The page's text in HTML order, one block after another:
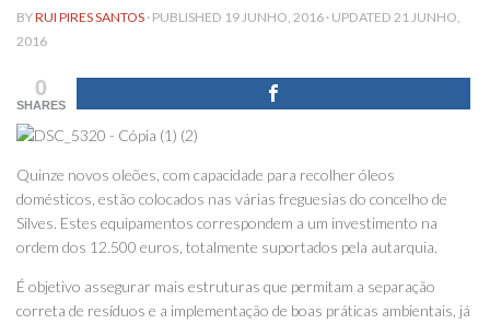
BYRUI PIRES SANTOS · PUBLISHED 19 JUNHO, 2016 · UPDATED 21 JUNHO,
2016
0
SHARES
Quinze novos oleões, com capacidade para recolher óleos
domésticos, estão colocados nas várias freguesias do concelho de
Silves. Estes equipamentos correspondem a um investimento na
ordem dos 12.500 euros, totalmente suportados pela autarquia.
É objetivo assegurar mais estruturas que permitam a separação
correta de resíduos e a implementação de boas práticas ambientais, já